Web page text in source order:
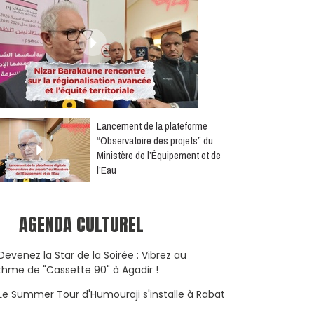
​Lancement de la plateforme
“Observatoire des projets” du
Ministère de l’Équipement et de
l’Eau
AGENDA CULTUREL
la Star de la Soirée : Vibrez au
de "Cassette 90" à Agadir !
Summer Tour d'Humouraji s'installe à Rabat